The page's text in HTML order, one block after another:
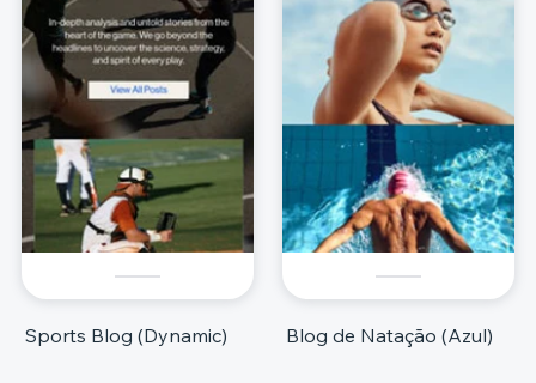
Sports Blog (Dynamic) Blog de Natação (Azul)